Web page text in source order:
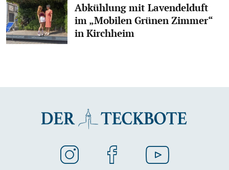
Abkühlung mit Lavendelduft
im „Mobilen Grünen Zimmer“
in Kirchheim